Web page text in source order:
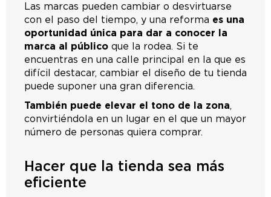
Las marcas pueden cambiar o desvirtuarse
con el paso del tiempo, y una reforma es una
oportunidad única para dar a conocer la
marca al público que la rodea. Si te
encuentras en una calle principal en la que es
difícil destacar, cambiar el diseño de tu tienda
puede suponer una gran diferencia.
También puede elevar el tono de la zona,
convirtiéndola en un lugar en el que un mayor
número de personas quiera comprar.
Hacer que la tienda sea más
eficiente